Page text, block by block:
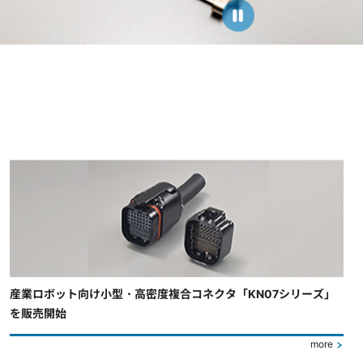
産業ロボット向け小型・高密度複合コネクタ「KN07シリーズ」
を販売開始
more